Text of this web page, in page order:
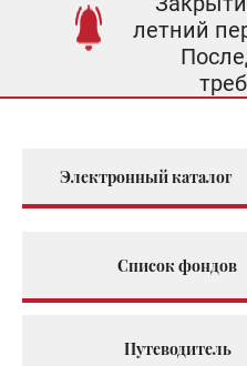
летний
Электронный каталог
Список фондов
Путеводитель